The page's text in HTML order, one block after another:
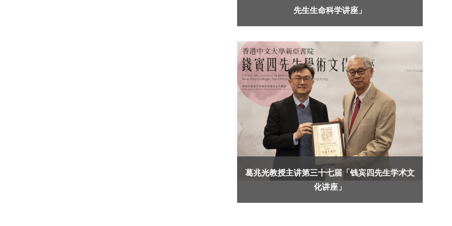
先生生命科学讲座」
葛兆光教授主讲第三十七届「钱宾四先生学术文
化讲座」